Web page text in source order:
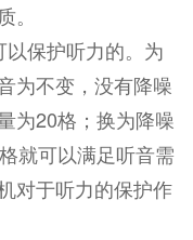
保护听力的。为
为不变，没有降噪
为20格；换为降噪
就可以满足听音需
对于听力的保护作